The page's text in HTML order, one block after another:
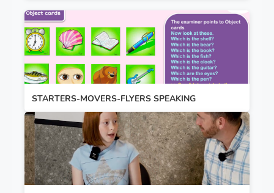
STARTERS-MOVERS-FLYERS SPEAKING